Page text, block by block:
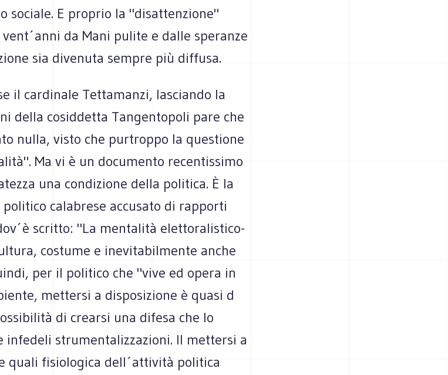
sociale. E proprio la "disattenzione"
da Mani pulite e dalle speranze
sia divenuta sempre più diffusa.
il cardinale Tettamanzi, lasciando la
della cosiddetta Tangentopoli pare che
nulla, visto che purtroppo la questione
Ma vi è un documento recentissimo
una condizione della politica. È la
calabrese accusato di rapporti
scritto: "La mentalità elettoralistico-
costume e inevitabilmente anche
per il politico che "vive ed opera in
mettersi a disposizione è quasi d
di crearsi una difesa che lo
infedeli strumentalizzazioni. Il mettersi a
quali fisiologica dell´attività politica